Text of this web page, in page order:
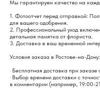
Мы гарантируем качество на
1. Фотоотчет перед отправкой:
для вашего одобрения.
2. Профессиональный уход
детальная памятка от флориста.
3. Доставка в ваш временной
Условия заказа в Ростове-на-Дону:
· Бесплатная доставка при заказе
· Выбор времени доставки с
в комментарии (например, 19:00-